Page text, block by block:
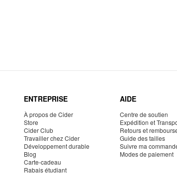
ENTREPRISE
À propos de Cider
Store
Cider Club
Travailler chez Cider
Développement durable
Blog
Carte-cadeau
Rabais étudiant
AIDE
Centre de soutien
Expédition et
Retours et
Guide des tailles
Suivre ma
Modes de paiement